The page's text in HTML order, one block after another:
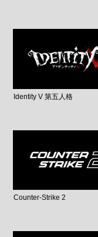
Identity V 第五人格
Counter-Strike 2